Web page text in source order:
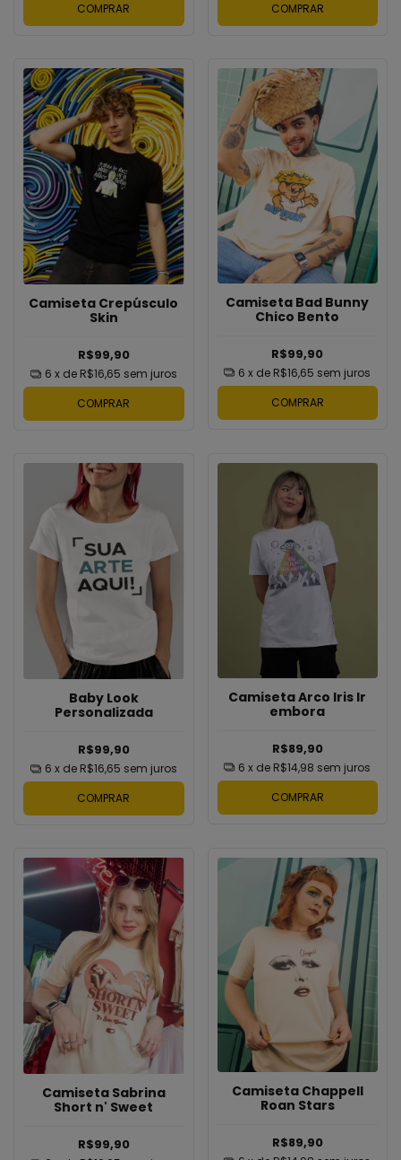
COMPRAR
COMPRAR
Camiseta Crepúsculo
Skin
R$99,90
6 x de R$16,65 sem juros
COMPRAR
Camiseta Bad Bunny
Chico Bento
R$99,90
6 x de R$16,65 sem juros
COMPRAR
Baby Look
Personalizada
R$99,90
6 x de R$16,65 sem juros
COMPRAR
Camiseta Arco Iris Ir
embora
R$89,90
6 x de R$14,98 sem juros
COMPRAR
Camiseta Sabrina
Short n' Sweet
R$99,90
Camiseta Chappell
Roan Stars
R$89,90